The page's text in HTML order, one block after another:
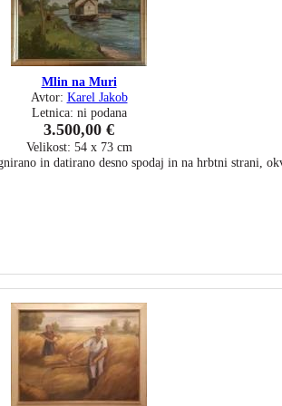
Mlin na Muri
Avtor: Karel Jakob
Letnica: ni podana
3.500,00 €
Velikost: 54 x 73 cm
in datirano desno spodaj in na hrbtni strani,